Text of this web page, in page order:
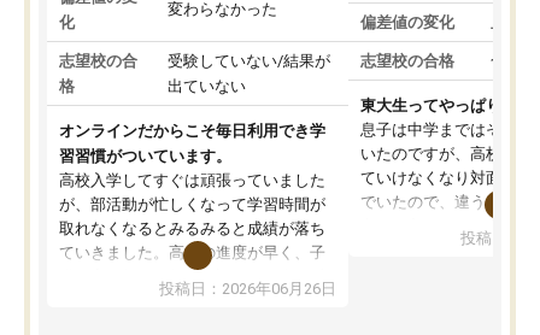
化
変わらなかった
志望校の合
格
受験していない/結果が
出ていない
オンラインだからこそ毎日利用でき学
習習慣がついています。
高校入学してすぐは頑張っていました
が、部活動が忙しくなって学習時間が
取れなくなるとみるみると成績が落ち
ていきました。高校の進度が早く、子
供も家に帰って勉強の話すると嫌な反
応を示します。東大先生にお願いして
投稿日：2026年06月26日
偏差値の変化
志望校の合格 合格
東大生ってやっぱりすご
息子は中学まではそこそ
いたのですが、高校に入
ていけなくなり対面の塾
でいたので、違うアプロ
で、当初は模試でD判定
投稿日：